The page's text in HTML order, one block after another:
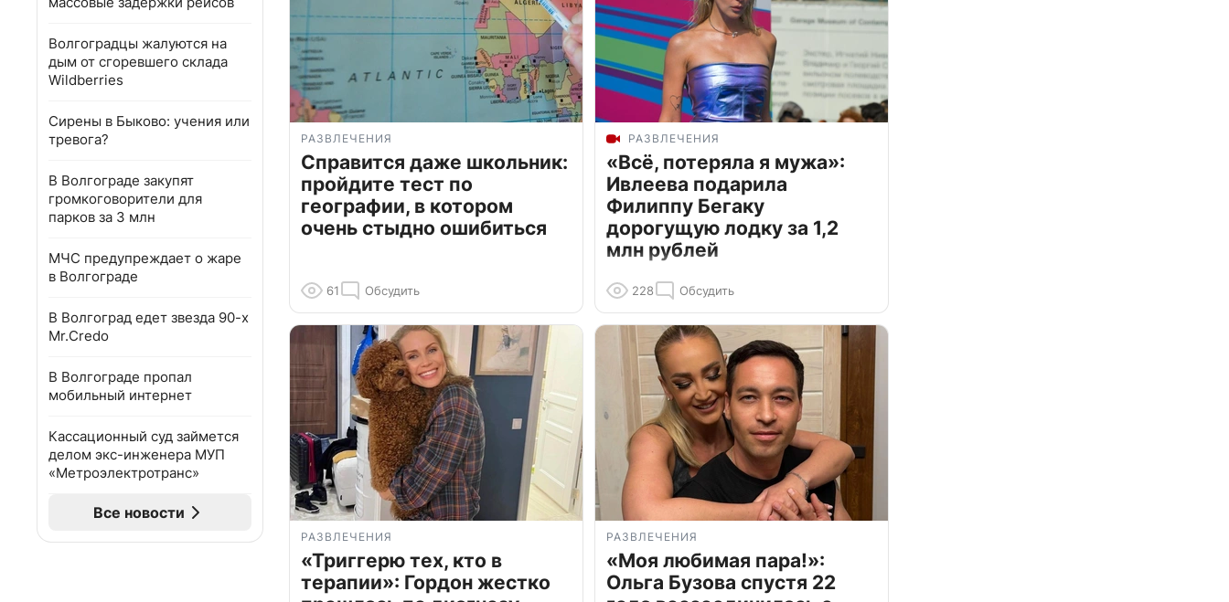
Волгоградцы жалуются на
дым от сгоревшего склада
Wildberries
Сирены в Быково: учения или
тревога?
В Волгограде закупят
громкоговорители для
парков за 3 млн
МЧС предупреждает о жаре
в Волгограде
В Волгоград едет звезда 90-х
Mr.Credo
В Волгограде пропал
мобильный интернет
Кассационный суд займется
делом экс-инженера МУП
«Метроэлектротранс»
Все новости
РАЗВЛЕЧЕНИЯ
Справится даже школьник:
пройдите тест по
географии, в котором
очень стыдно ошибиться
61 Обсудить
РАЗВЛЕЧЕНИЯ
«Всё, потеряла я мужа»:
Ивлеева подарила
Филиппу Бегаку
дорогущую лодку за 1,2
млн рублей
228 Обсудить
РАЗВЛЕЧЕНИЯ
«Триггерю тех, кто в
терапии»: Гордон жестко
РАЗВЛЕЧЕНИЯ
«Моя любимая пара!»:
Ольга Бузова спустя 22